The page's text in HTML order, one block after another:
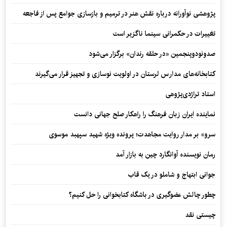
پژوهشی نوآورانه درباره نقش هنر در ترمیم و بازسازی جوامع پس از فاجعه
تغییرات در حکمرانی سینما ناگزیر است
صدونودوپنجمین «در حلقه رندان» برگزار می‌شود
کتابخانه‌های مدارس لرستان در اولویت نوسازی و تجهیز قرار می‌گیرند
استاد تراژدی‌پژوهی
نماینده ایران زبان فرهنگ را راهکار صلح جهانی دانست
سرو» بر مدار روایت مجاهدت؛ پرونده ویژه شهید سپهبد موسوی
رمان نویسنده آوانگارد چین به بازار آمد
جوانی ابتهاج و شاملو در یک قاب
چطور چالش عضوگیری در باشگاه کتابخوانی را حل کنیم؟
چیستی نقد